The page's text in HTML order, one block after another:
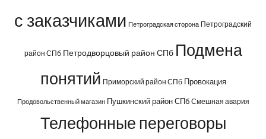
с заказчиками Петроградская сторона Петроградский
район СПб Петродворцовый район СПб Подмена
понятий Приморский район СПб Провокация
Продовольственный магазин Пушкинский район СПб Смешная авария
Телефонные переговоры